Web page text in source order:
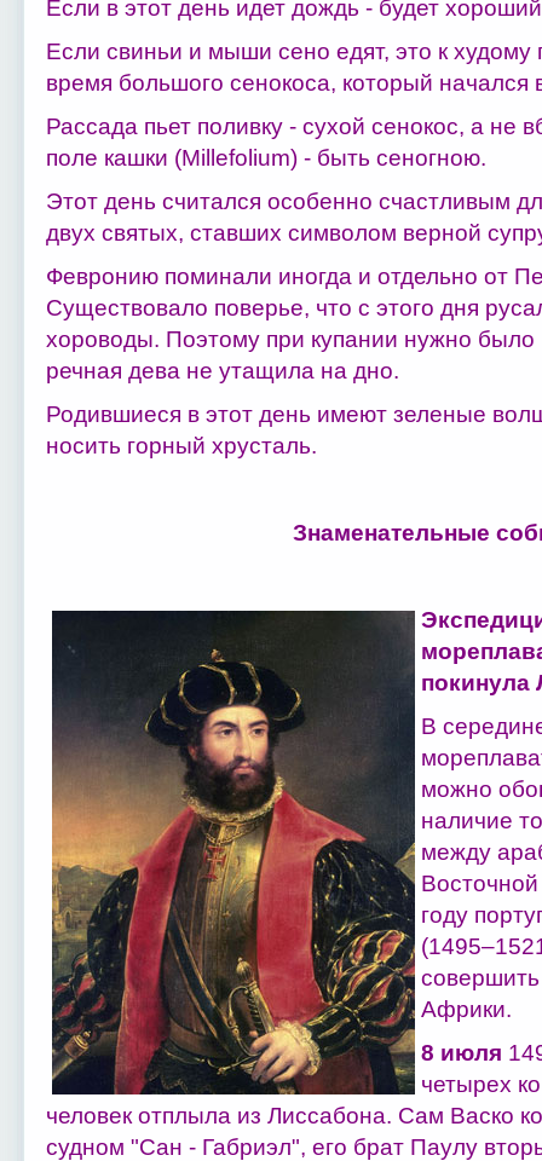
Если в этот день идет дождь - будет
Если свиньи и мыши сено едят, это к худому
время большого сенокоса, который начался
Рассада пьет поливку - сухой сенокос, а не
поле кашки (Millefolium) - быть сеногною.
Этот день считался особенно счастливым
двух святых, ставших символом верной
Февронию поминали иногда и отдельно от
Существовало поверье, что с этого дня
хороводы. Поэтому при купании нужно
речная дева не утащила на дно.
Родившиеся в этот день имеют зеленые
носить горный хрусталь.
Знаменательные
покинула
В
можно
наличие
между
году
Африки.
8 июля
четырех
человек отплыла из Лиссабона. Сам Васко
судном "Сан - Габриэл", его брат Паулу